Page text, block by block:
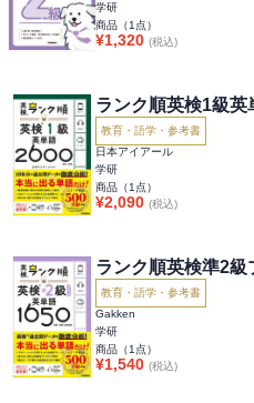
学研
商品（1 点）
¥1,320 (税込)
ランク順英検1級英
教育・語学・参考書
日本アイアール
学研
商品（1 点）
¥2,090 (税込)
ランク順英検準2
教育・語学・参考書
Gakken
学研
商品（1 点）
¥1,540 (税込)